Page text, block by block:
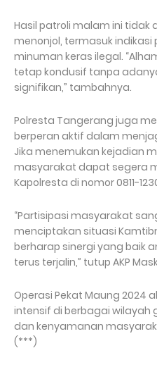
Hasil patroli malam ini tidak
menonjol, termasuk
minuman keras ilegal.
tetap kondusif tanpa
signifikan,” tambahnya.
Polresta Tangerang juga
berperan aktif dalam
Jika menemukan kejadian
masyarakat dapat segera
Kapolresta di nomor 0811-
“Partisipasi masyarakat
menciptakan situasi
berharap sinergi yang baik
terus terjalin,” tutup AKP
Operasi Pekat Maung 2024
intensif di berbagai
dan kenyamanan
(***)